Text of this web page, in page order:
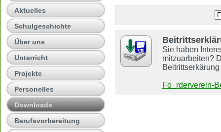
Sie haben
mitzuarbeiten?
Fo_rderverein-
Aktuelles
Schulgeschichte
Über uns
Unterricht
Projekte
Personelles
Downloads
Berufsvorbereitung